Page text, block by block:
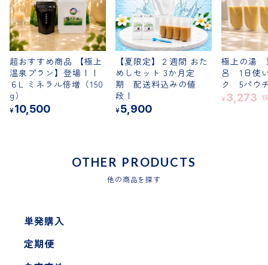
超おすすめ商品 【極上
温泉プラン】登場！！
６L ミネラル倍増（150
g）
¥ 10,500
【夏限定】２週間 おた
めしセット 3か月定
期 配送料込みの値
段！
¥ 5,900
極上の湯
呂 1日使
ク 5パウ
¥ 3,273
OTHER PRODUCTS
他の商品を探す
単発購入
定期便